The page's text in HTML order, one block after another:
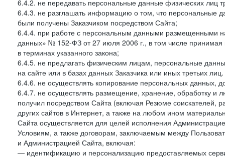
6.4.2. не передавать персональные данные физических лиц
6.4.3. не разглашать информацию о том, что персональные
были получены Заказчиком посредством Сайта;
6.4.4. при работе с персональным данными размещенными
данных» № 152-ФЗ от 27 июля 2006 г., в том числе принимая
в терминах указанного закона;
6.4.5. не предлагать физическим лицам, персональные
на сайте или в базах данных Заказчика или иных третьих лиц.
6.4.6. не осуществлять копирование персональных данных,
6.4.7. не осуществлять размещение, хранение, обработку и
получил посредством Сайта (включая Резюме
других сайтов в Интернет, а также на любом ином
Сайта осуществляется для целей исполнения
Условиям, а также договорам, заключаемым между
и Администрацией Сайта, включая:
— идентификацию и персонализацию предоставляемых